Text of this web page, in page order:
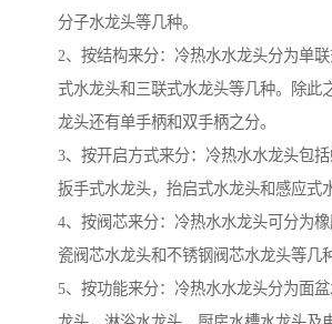
分子水龙头等几种。
2、按结构来分：冷热水水龙头分为单
式水龙头和三联式水龙头等几种。除此
龙头还有单手柄和双手柄之分。
3、按开启方式来分：冷热水水龙头包括
扳手式水龙头，抬启式水龙头和感应式
4、按阀芯来分：冷热水水龙头可分为
瓷阀芯水龙头和不锈钢阀芯水龙头等几种
5、按功能来分：冷热水水龙头分为面